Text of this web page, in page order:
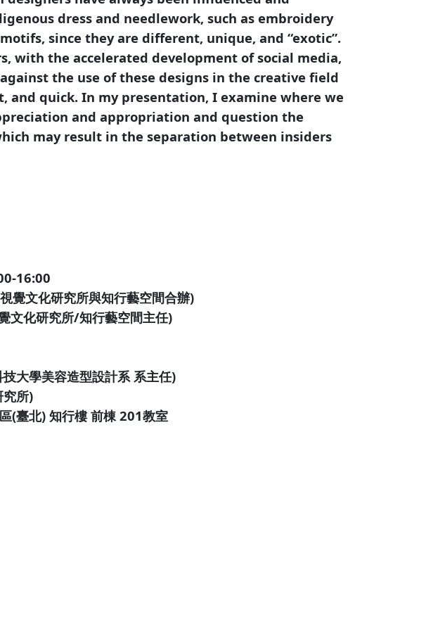
dress and needlework, such as embroidery
since they are different, unique, and “exotic”.
with the accelerated development of social media,
the use of these designs in the creative field
and quick. In my presentation, I examine where we
and appropriation and question the
may result in the separation between insiders
16:00
覺文化研究所與知行藝空間合辦)
文化研究所/知行藝空間主任)
大學美容造型設計系 系主任)
所)
(臺北) 知行樓 前棟 201教室